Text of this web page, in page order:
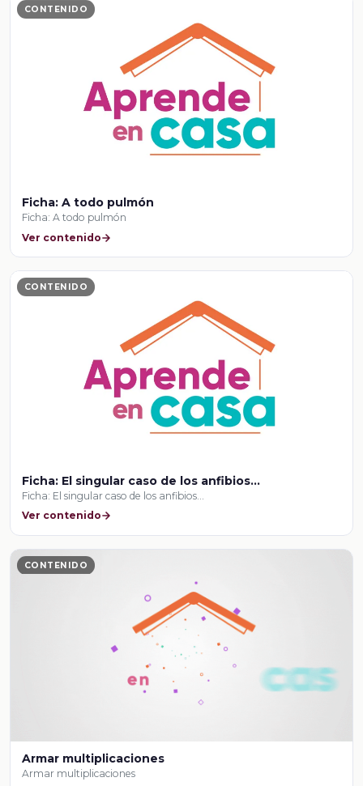
CONTENIDO
Ficha: A todo pulmón
Ficha: A todo pulmón
Ver contenido
CONTENIDO
Ficha: El singular caso de los anfibios…
Ficha: El singular caso de los anfibios…
Ver contenido
CONTENIDO
Armar multiplicaciones
Armar multiplicaciones